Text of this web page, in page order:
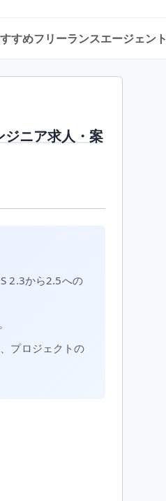
すめフリーランスエージェント
ジニア求人・案
2.3から2.5への
プロジェクトの